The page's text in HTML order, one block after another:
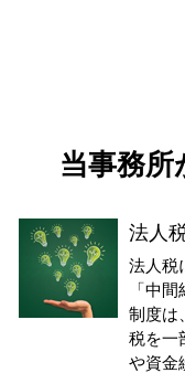
当事務所
法人
法人税
「中
制度は
税を一
や資金